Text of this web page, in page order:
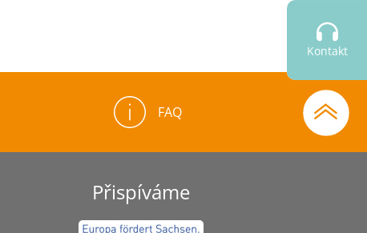
Kontakt
FAQ
Přispíváme